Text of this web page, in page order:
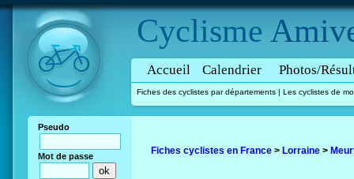
Cyclisme
Accueil Calendrier Photos/
Fiches des cyclistes par départements | Les cyclistes de
Pseudo
Mot de passe Fiches cyclistes en France > Lorraine >